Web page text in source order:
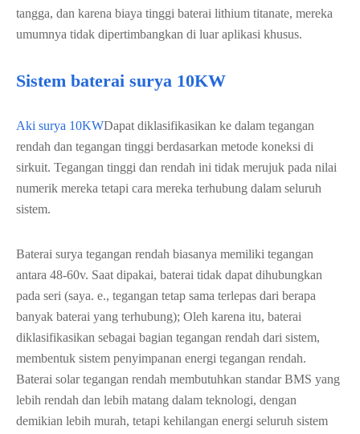
tangga, dan karena biaya tinggi baterai lithium titanate, mereka
umumnya tidak dipertimbangkan di luar aplikasi khusus.
Sistem baterai surya 10KW
Aki surya 10KWDapat diklasifikasikan ke dalam tegangan
rendah dan tegangan tinggi berdasarkan metode koneksi di
sirkuit. Tegangan tinggi dan rendah ini tidak merujuk pada nilai
numerik mereka tetapi cara mereka terhubung dalam seluruh
sistem.
Baterai surya tegangan rendah biasanya memiliki tegangan
antara 48-60v. Saat dipakai, baterai tidak dapat dihubungkan
pada seri (saya. e., tegangan tetap sama terlepas dari berapa
banyak baterai yang terhubung); Oleh karena itu, baterai
diklasifikasikan sebagai bagian tegangan rendah dari sistem,
membentuk sistem penyimpanan energi tegangan rendah.
Baterai solar tegangan rendah membutuhkan standar BMS yang
lebih rendah dan lebih matang dalam teknologi, dengan
demikian lebih murah, tetapi kehilangan energi seluruh sistem